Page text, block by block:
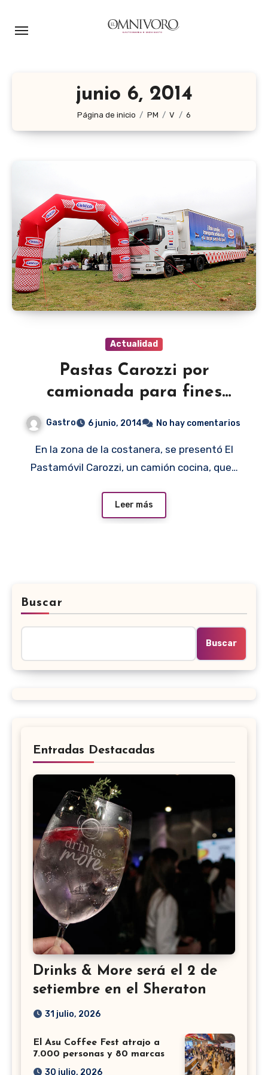
junio 6, 2014
Página de inicio PM V 6
Actualidad
Pastas Carozzi por
camionada para fines
Gastro 6 junio, 2014 No hay comentarios
En la zona de la costanera, se presentó El
Pastamóvil Carozzi, un camión cocina, que…
Leer más
Buscar
Buscar
Entradas Destacadas
Drinks & More será el 2 de
setiembre en el Sheraton
31 julio, 2026
El Asu Coffee Fest atrajo a
7.000 personas y 80 marcas
30 julio, 2026